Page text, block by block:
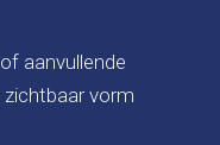
aanvullende
vorm